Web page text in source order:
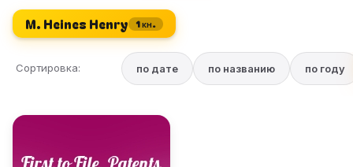
M. Heines Henry 1 кн.
Сортировка: по дате по названию по году